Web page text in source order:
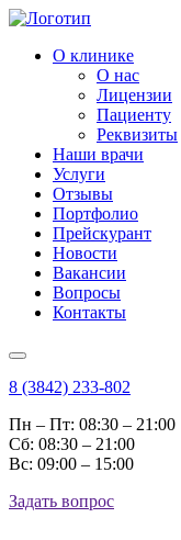
О клинике
О нас
Лицензии
Пациенту
Реквизиты
Наши врачи
Услуги
Отзывы
Портфолио
Прейскурант
Новости
Вакансии
Вопросы
Контакты
8 (3842) 233-802
Пн – Пт: 08:30 – 21:00
Cб: 08:30 – 21:00
Вс: 09:00 – 15:00
Задать вопрос